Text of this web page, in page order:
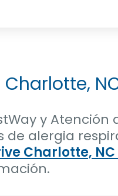
Open
Open
y
alergia
Charlotte,